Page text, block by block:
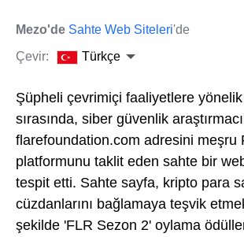
Mezo'de Sahte Web Siteleri'de
Çevir:
Türkçe
Şüpheli çevrimiçi faaliyetlere
sırasında, siber güvenlik
flarefoundation.com adresini meşru
platformunu taklit eden sahte bir
tespit etti. Sahte sayfa, kripto para
cüzdanlarını bağlamaya teşvik
şekilde 'FLR Sezon 2' oylama